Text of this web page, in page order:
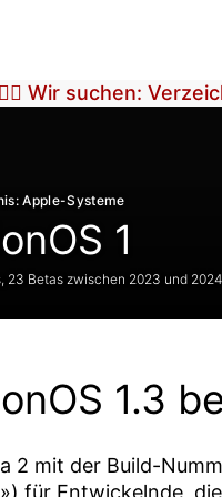
Wir suchen:
Apple-Systeme
1
23 Betas zwischen 2023 und 2024
1.3
2 mit der Build-
für Entwickelnde,